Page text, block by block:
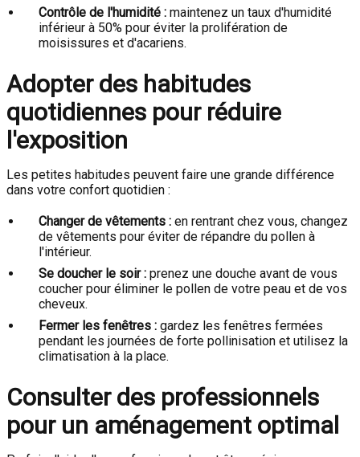
Contrôle de l'humidité : maintenez un taux d'humidité
inférieur à 50% pour éviter la prolifération de
moisissures et d'acariens.
Adopter des habitudes
quotidiennes pour réduire
l'exposition
Les petites habitudes peuvent faire une grande différence
dans votre confort quotidien :
Changer de vêtements : en rentrant chez vous, changez
de vêtements pour éviter de répandre du pollen à
l'intérieur.
Se doucher le soir : prenez une douche avant de vous
coucher pour éliminer le pollen de votre peau et de vos
cheveux.
Fermer les fenêtres : gardez les fenêtres fermées
pendant les journées de forte pollinisation et utilisez la
climatisation à la place.
Consulter des professionnels
pour un aménagement optimal